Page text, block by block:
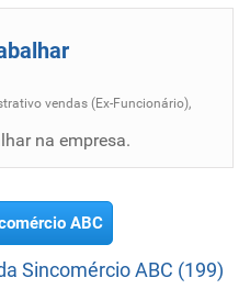
vendas (Ex-Funcionário),
na empresa.
ABC
Sincomércio ABC (199)